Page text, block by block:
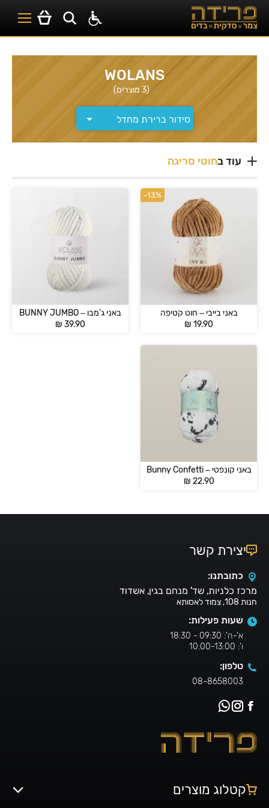
WOLANS
(3 מוצרים)
עוד בחוטי סריגה
-13%
באני בייבי – חוט קטיפה
₪ 19.90
באני ג'מבו – BUNNY JUMBO
₪ 39.90
באני קונפטי – Bunny Confetti
₪ 22.90
יצירת קשר
כתובתנו:
מרכז כלניות, שד' מנחם בגין, אשדוד
חנות 108, צמוד לאסותא
שעות פעילות:
א'-ה': 09:30 - 18:30
ו': 10:00-13:00
טלפון:
08-8658003
קטלוג מוצרים